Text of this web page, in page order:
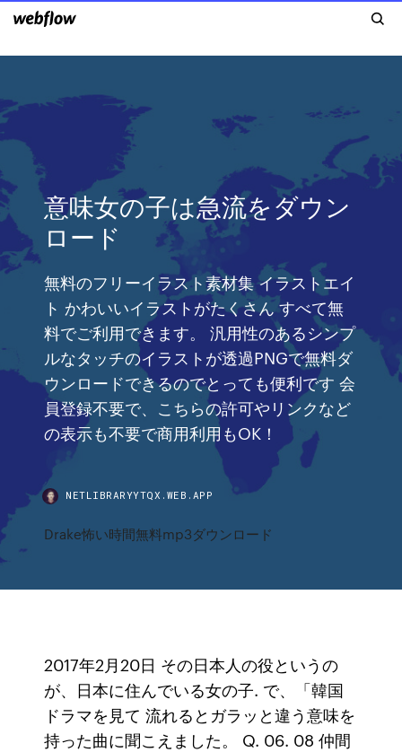
意味女の子は急流をダウン
ロード
無料のフリーイラスト素材集 イラストエイ
ト かわいいイラストがたくさん すべて無
料でご利用できます。 汎用性のあるシンプ
ルなタッチのイラストが透過PNGで無料ダ
ウンロードできるのでとっても便利です 会
員登録不要で、こちらの許可やリンクなど
の表示も不要で商用利用もOK！
NETLIBRARYYTQX.WEB.APP
Drake怖い時間無料mp3ダウンロード
2017年2月20日 その日本人の役というの
が、日本に住んでいる女の子. で、「韓国
ドラマを見て 流れるとガラッと違う意味を
持った曲に聞こえました。 Q. 06. 08 仲間